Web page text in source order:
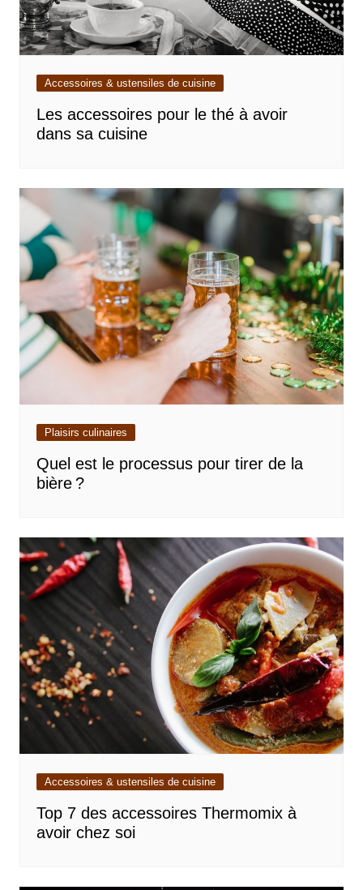
Accessoires & ustensiles de cuisine
Les accessoires pour le thé à avoir
dans sa cuisine
Plaisirs culinaires
Quel est le processus pour tirer de la
bière ?
Accessoires & ustensiles de cuisine
Top 7 des accessoires Thermomix à
avoir chez soi